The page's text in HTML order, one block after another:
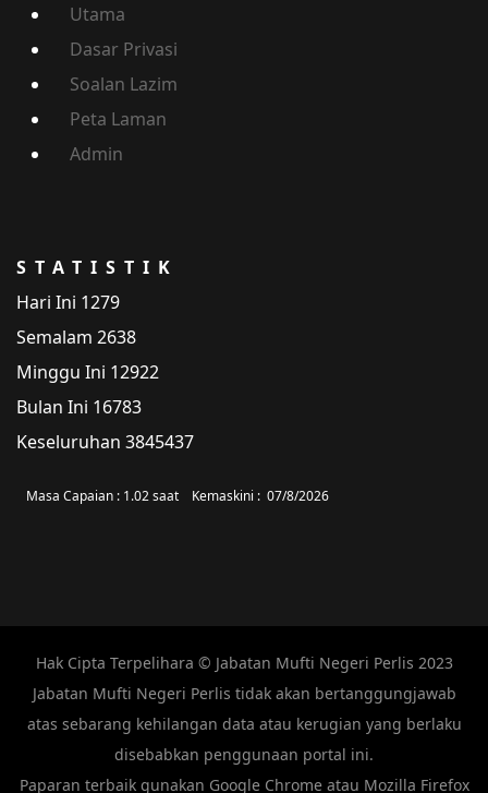
Utama
Dasar Privasi
Soalan Lazim
Peta Laman
Admin
STATISTIK
Hari Ini 1279
Semalam 2638
Minggu Ini 12922
Bulan Ini 16783
Keseluruhan 3845437
Masa Capaian : 1.02 saat Kemaskini : 07/8/2026
Hak Cipta Terpelihara © Jabatan Mufti Negeri Perlis 2023
Jabatan Mufti Negeri Perlis tidak akan bertanggungjawab
atas sebarang kehilangan data atau kerugian yang berlaku
disebabkan penggunaan portal ini.
Paparan terbaik gunakan Google Chrome atau Mozilla Firefox